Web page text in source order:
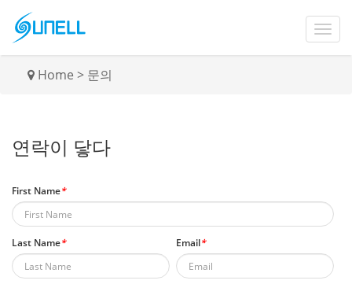
Home > 문의
연락이 닿다
First Name*
Last Name* Email*